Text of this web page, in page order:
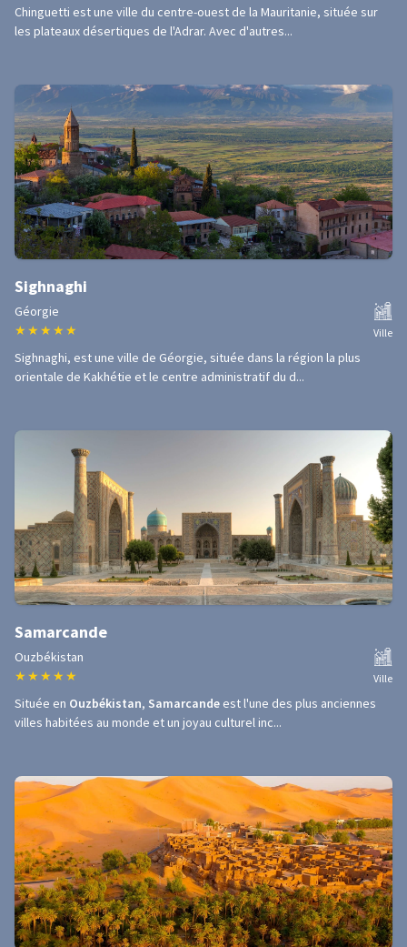
Chinguetti est une ville du centre-ouest de la Mauritanie, située sur
les plateaux désertiques de l'Adrar. Avec d'autres...
Sighnaghi
Géorgie
★ ★ ★ ★ ★ Ville
Sighnaghi, est une ville de Géorgie, située dans la région la plus
orientale de Kakhétie et le centre administratif du d...
Samarcande
Ouzbékistan
★ ★ ★ ★ ★ Ville
Située en Ouzbékistan, Samarcande est l'une des plus anciennes
villes habitées au monde et un joyau culturel inc...